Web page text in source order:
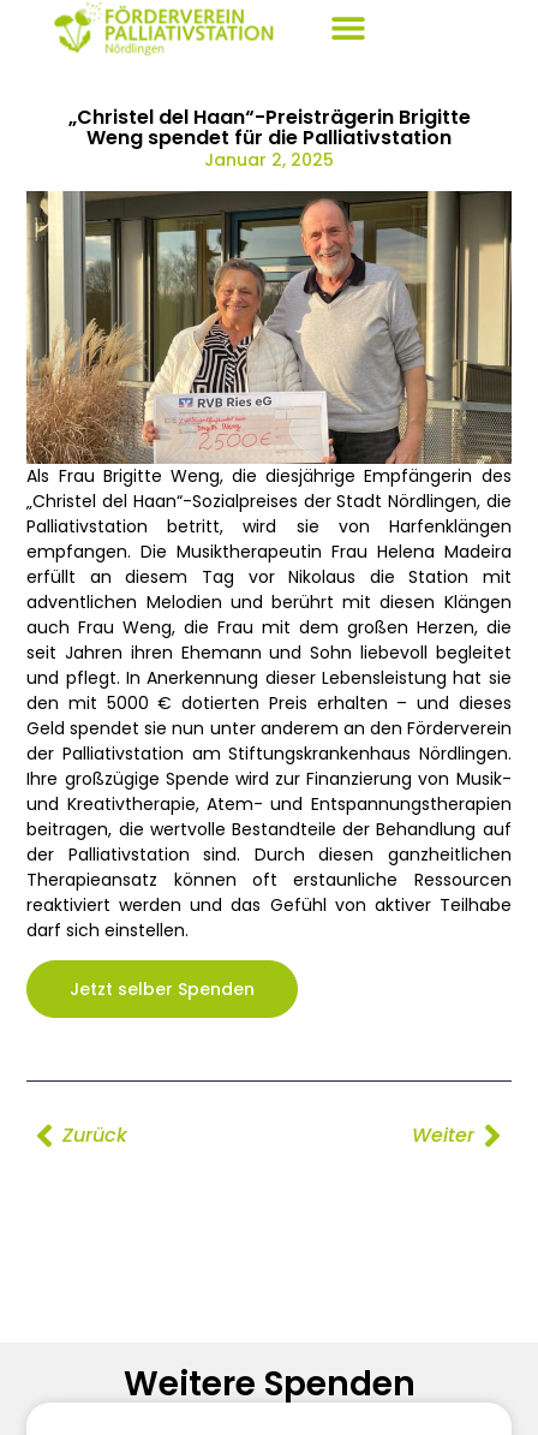
„Christel del Haan“-Preisträgerin Brigitte
Weng spendet für die Palliativstation
Januar 2, 2025
Als Frau Brigitte Weng, die diesjährige Empfängerin des
„Christel del Haan“-Sozialpreises der Stadt Nördlingen, die
Palliativstation betritt, wird sie von Harfenklängen
empfangen. Die Musiktherapeutin Frau Helena Madeira
erfüllt an diesem Tag vor Nikolaus die Station mit
adventlichen Melodien und berührt mit diesen Klängen
auch Frau Weng, die Frau mit dem großen Herzen, die
seit Jahren ihren Ehemann und Sohn liebevoll begleitet
und pflegt. In Anerkennung dieser Lebensleistung hat sie
den mit 5000 € dotierten Preis erhalten – und dieses
Geld spendet sie nun unter anderem an den Förderverein
der Palliativstation am Stiftungskrankenhaus Nördlingen.
Ihre großzügige Spende wird zur Finanzierung von Musik-
und Kreativtherapie, Atem- und Entspannungstherapien
beitragen, die wertvolle Bestandteile der Behandlung auf
der Palliativstation sind. Durch diesen ganzheitlichen
Therapieansatz können oft erstaunliche Ressourcen
reaktiviert werden und das Gefühl von aktiver Teilhabe
darf sich einstellen.
Jetzt selber Spenden
Zurück Weiter
Weitere Spenden